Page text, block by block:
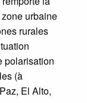
urbaine
rurales
polarisation
(à
El Alto,